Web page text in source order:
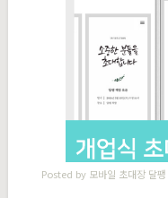
Posted by 모바일 초대장 달팽